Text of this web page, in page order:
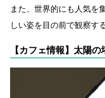
また、世界的にも人気を
しい姿を目の前で観察す
【カフェ情報】太陽